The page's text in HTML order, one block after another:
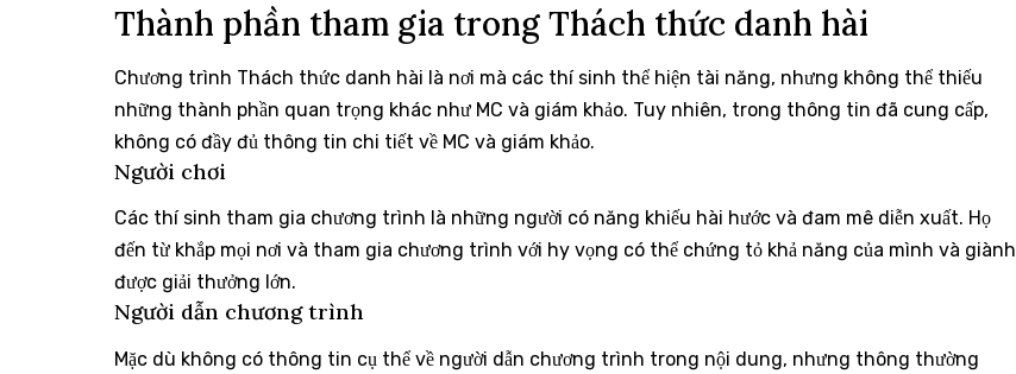
Thành phần tham gia trong Thách thức danh hài
Chương trình Thách thức danh hài là nơi mà các thí sinh thể hiện tài năng, nhưng không thể thiếu
những thành phần quan trọng khác như MC và giám khảo. Tuy nhiên, trong thông tin đã cung cấp,
không có đầy đủ thông tin chi tiết về MC và giám khảo.
Người chơi
Các thí sinh tham gia chương trình là những người có năng khiếu hài hước và đam mê diễn xuất. Họ
đến từ khắp mọi nơi và tham gia chương trình với hy vọng có thể chứng tỏ khả năng của mình và giành
được giải thưởng lớn.
Người dẫn chương trình
Mặc dù không có thông tin cụ thể về người dẫn chương trình trong nội dung, nhưng thông thường